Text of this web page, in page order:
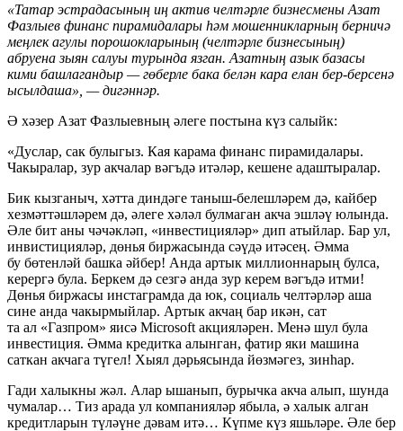
«Татар эстрадасының иң актив челтәрле бизнесмены Азат
Фазлыев финанс пирамидалары һәм мошенникларның берничә
меңлек агулы порошокларының (челтәрле бизнесының)
абруена зыян салуы турында язган. Азатның азык базасы
кими башлагандыр — гөберле бака белән кара елан бер-берсенә
ысылдаша», — дигәннәр.
Ә хәзер Азат Фазлыевның әлеге постына күз салыйк:
«Дуслар, сак булыгыз. Кая карама финанс пирамидалары.
Чакыралар, зур акчалар вәгъдә итәләр, кешене адаштыралар.
Бик кызганыч, хәтта диндәге таныш-белешләрем дә, кайбер
хезмәттәшләрем дә, әлеге хәләл булмаган акча эшләү юлында.
Әле бит аны чәчәкләп, «инвестицияләр» дип атыйлар. Бар ул,
инвистицияләр, дөнья биржасында сәүдә итәсең. Әмма
бу бөтенләй башка әйбер! Анда артык миллионнарың булса,
керергә була. Беркем дә сезгә анда зур керем вәгъдә итми!
Дөнья биржасы инстаграмда да юк, социаль челтәрләр аша
сине анда чакырмыйлар. Артык акчаң бар икән, сат
та ал «Газпром» яисә Microsoft акцияләрен. Менә шул була
инвестиция. Әмма кредитка алынган, фатир яки машина
саткан акчага түгел! Хыял дәрьясында йөзмәгез, зинһар.
Гади халыкны жәл. Алар ышанып, бурычка акча алып, шунда
чумалар… Тиз арада ул компанияләр ябыла, ә халык алган
кредитларын түләүне дәвам итә… Күпме күз яшьләре. Әле бер